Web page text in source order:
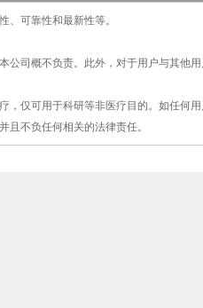
、可靠性和最新性等。
司概不负责。此外，对于用户与其他
仅可用于科研等非医疗目的。如任何
且不负任何相关的法律责任。